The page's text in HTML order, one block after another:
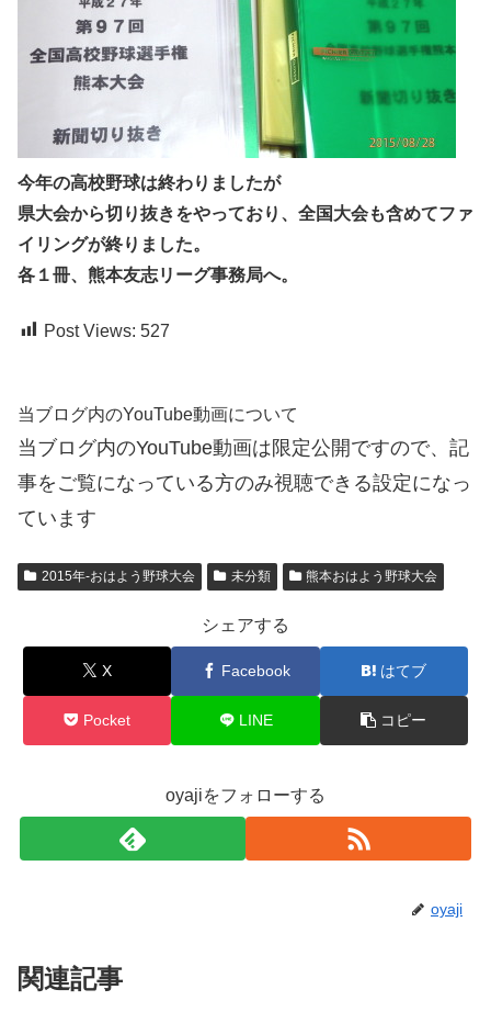
今年の高校野球は終わりましたが
県大会から切り抜きをやっており、全国大会も含めてファ
イリングが終りました。
各１冊、熊本友志リーグ事務局へ。
Post Views: 527
当ブログ内のYouTube動画について
当ブログ内のYouTube動画は限定公開ですので、記
事をご覧になっている方のみ視聴できる設定になっ
ています
2015年-おはよう野球大会 未分類 熊本おはよう野球大会
シェアする
X Facebook はてブ
Pocket LINE コピー
oyajiをフォローする
oyaji
関連記事